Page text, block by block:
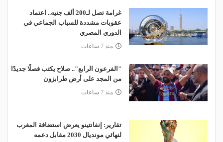
غرامة تصل لـ200 ألف جنيه.. اعتماد
عقوبات مشددة للسباب الجماعي في
الدوري المصري
منذ 7 ساعات
"الفرعون الرابع".. صلاح يكتب فصلًا جديدًا
من المجد على أرض طرابزون
منذ 7 ساعات
تقارير: إنفانتينو يعرض استضافة المغرب
لنهائي مونديال 2030 مقابل دعمه